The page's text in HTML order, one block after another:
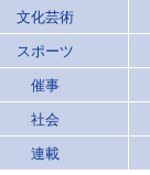
文化芸術
スポーツ
催事
社会
連載